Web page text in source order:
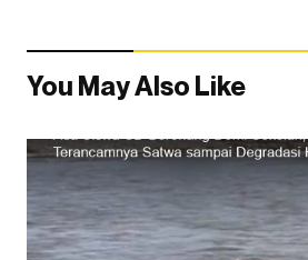
You May Also Like